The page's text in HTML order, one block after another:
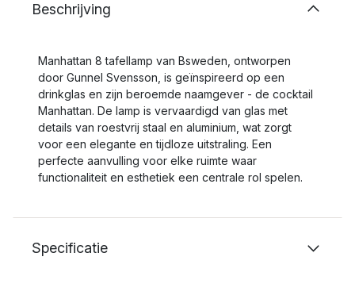
Beschrijving
Manhattan 8 tafellamp van Bsweden, ontworpen
door Gunnel Svensson, is geïnspireerd op een
drinkglas en zijn beroemde naamgever - de cocktail
Manhattan. De lamp is vervaardigd van glas met
details van roestvrij staal en aluminium, wat zorgt
voor een elegante en tijdloze uitstraling. Een
perfecte aanvulling voor elke ruimte waar
functionaliteit en esthetiek een centrale rol spelen.
Specificatie